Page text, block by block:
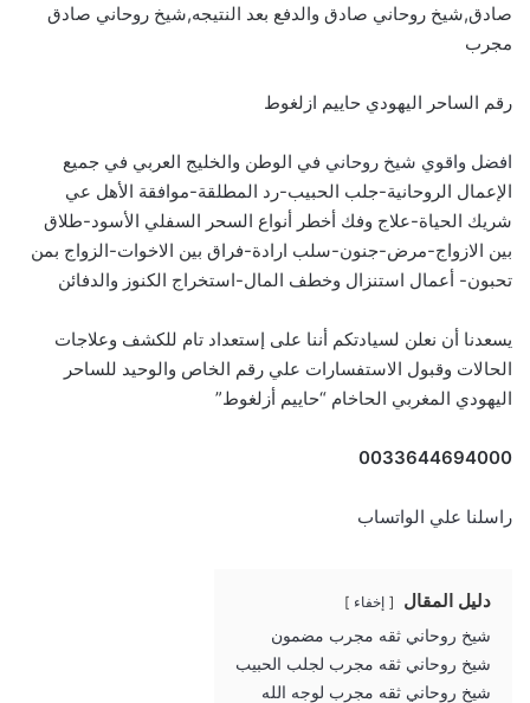
صادق,شيخ روحاني صادق والدفع بعد النتيجه,شيخ روحاني صادق
مجرب
رقم الساحر اليهودي حاييم ازلغوط
افضل واقوي شيخ روحاني في الوطن والخليج العربي في جميع
الإعمال الروحانية-جلب الحبيب-رد المطلقة-موافقة الأهل عي
شريك الحياة-علاج وفك أخطر أنواع السحر السفلي الأسود-طلاق
بين الازواج-مرض-جنون-سلب ارادة-فراق بين الاخوات-الزواج بمن
تحبون- أعمال استنزال وخطف المال-استخراج الكنوز والدفائن
يسعدنا أن نعلن لسيادتكم أننا على إستعداد تام للكشف وعلاجات
الحالات وقبول الاستفسارات علي رقم الخاص والوحيد للساحر
اليهودي المغربي الحاخام “حاييم أزلغوط”
0033644694000
راسلنا علي الواتساب
دليل المقال إخفاء
شيخ روحاني ثقه مجرب مضمون
شيخ روحاني ثقه مجرب لجلب الحبيب
شيخ روحاني ثقه مجرب لوجه الله